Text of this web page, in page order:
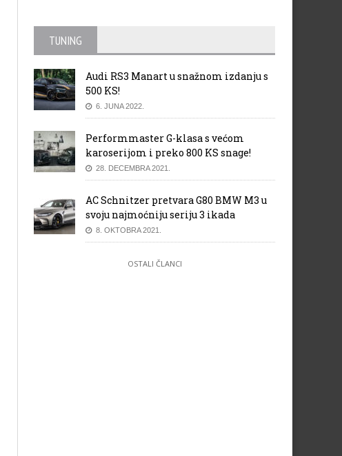
TUNING
Audi RS3 Manart u snažnom izdanju s
500 KS!
6. JUNA 2022.
Performmaster G-klasa s većom
karoserijom i preko 800 KS snage!
28. DECEMBRA 2021.
AC Schnitzer pretvara G80 BMW M3 u
svoju najmoćniju seriju 3 ikada
8. OKTOBRA 2021.
OSTALI ČLANCI